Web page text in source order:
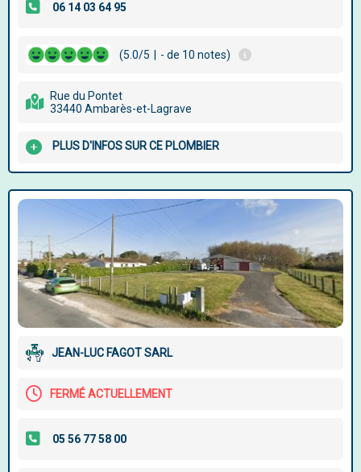
(5.0/5 - de 10 notes)
Rue du Pontet
33440 Ambarès-et-Lagrave
PLUS D'INFOS SUR CE PLOMBIER
JEAN-LUC FAGOT SARL
FERMÉ ACTUELLEMENT